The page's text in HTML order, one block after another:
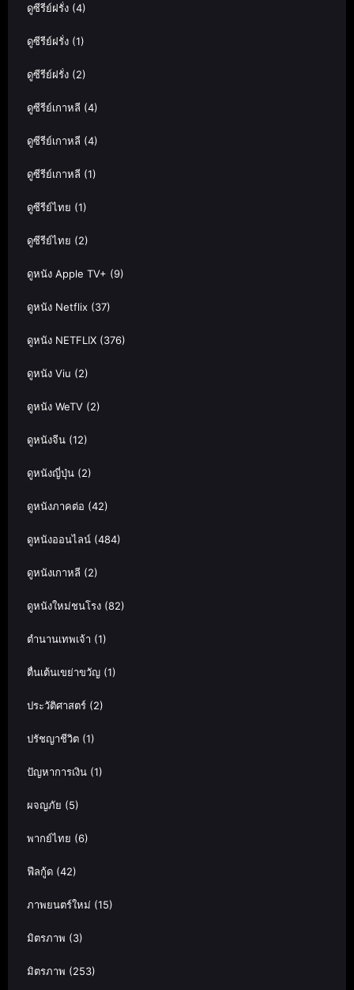
ดูซีรีย์ฝรั่ง (4)
ดูซีรีย์ฝรั่ง (1)
ดูซีรีย์ฝรั่ง (2)
ดูซีรีย์เกาหลี (4)
ดูซีรีย์เกาหลี (4)
ดูซีรีย์เกาหลี (1)
ดูซีรีย์ไทย (1)
ดูซีรีย์ไทย (2)
ดูหนัง Apple TV+ (9)
ดูหนัง Netflix (37)
ดูหนัง NETFLIX (376)
ดูหนัง Viu (2)
ดูหนัง WeTV (2)
ดูหนังจีน (12)
ดูหนังญี่ปุ่น (2)
ดูหนังภาคต่อ (42)
ดูหนังออนไลน์ (484)
ดูหนังเกาหลี (2)
ดูหนังใหม่ชนโรง (82)
ตำนานเทพเจ้า (1)
ตื่นเต้นเขย่าขวัญ (1)
ประวัติศาสตร์ (2)
ปรัชญาชีวิต (1)
ปัญหาการเงิน (1)
ผจญภัย (5)
พากย์ไทย (6)
ฟีลกู้ด (42)
ภาพยนตร์ใหม่ (15)
มิตรภาพ (3)
มิตรภาพ (253)